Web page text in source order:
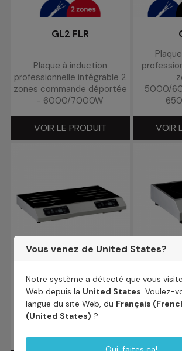
GL2 FLR
Plaque à induction
professionnelle intégrable 2
zones commande déportée
- 6000/7000W
VOIR LE PRODUIT
5000/
VOIR
GL2 S
Plaque à induction
professionnelle à poser 2
zones -
5000/6000/7000W
-
Vous venez de United States?
Notre système a détecté que vous
Web depuis la United States. Voulez-
langue du site Web, du Français
(United States) ?